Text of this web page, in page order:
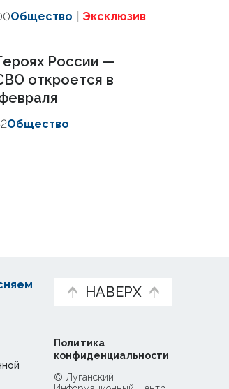
Общество Эксклюзив
России —
откроется в
Общество
НАВЕРХ
Политика
конфиденциальности
© Луганский